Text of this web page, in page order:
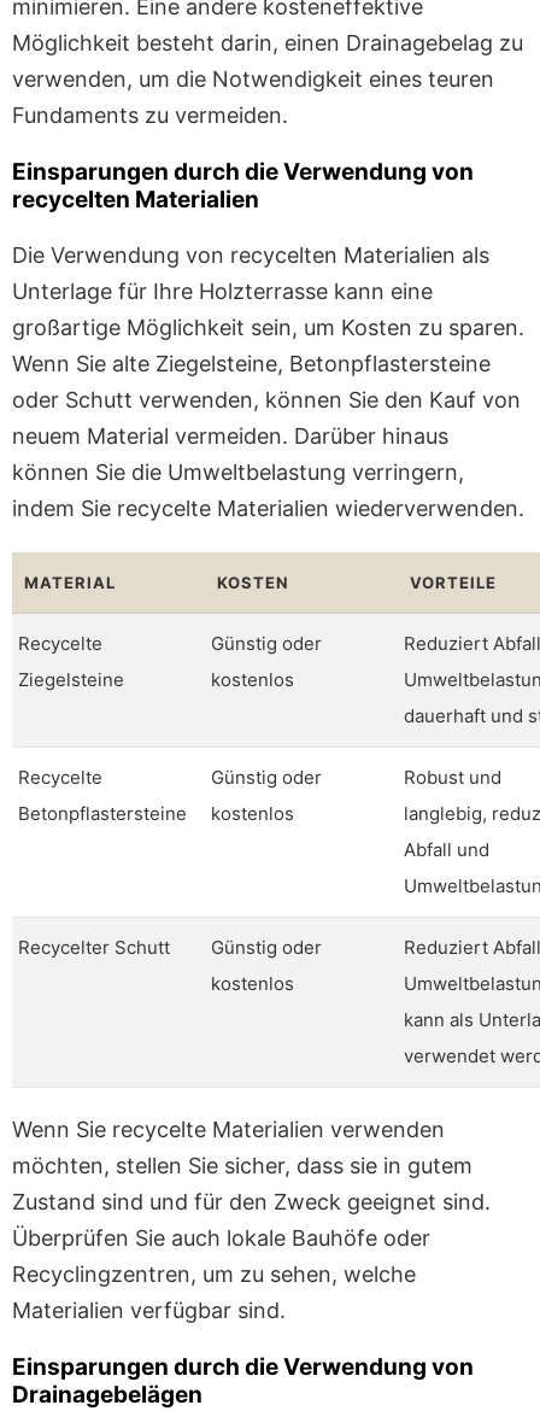
minimieren. Eine andere kosteneffektive
Möglichkeit besteht darin, einen Drainagebelag zu
verwenden, um die Notwendigkeit eines teuren
Fundaments zu vermeiden.
Einsparungen durch die Verwendung von
recycelten Materialien
Die Verwendung von recycelten Materialien als
Unterlage für Ihre Holzterrasse kann eine
großartige Möglichkeit sein, um Kosten zu sparen.
Wenn Sie alte Ziegelsteine, Betonpflastersteine
oder Schutt verwenden, können Sie den Kauf von
neuem Material vermeiden. Darüber hinaus
können Sie die Umweltbelastung verringern,
indem Sie recycelte Materialien wiederverwenden.
MATERIAL KOSTEN VORTEILE
Recycelte
Ziegelsteine
Günstig oder
kostenlos
Reduziert
dauerhaft und
Recycelte
Betonpflastersteine
Günstig oder
kostenlos
Robust und
langlebig,
Abfall und
Recycelter Schutt
Günstig oder
kostenlos
Reduziert
kann als
verwendet
Wenn Sie recycelte Materialien verwenden
möchten, stellen Sie sicher, dass sie in gutem
Zustand sind und für den Zweck geeignet sind.
Überprüfen Sie auch lokale Bauhöfe oder
Recyclingzentren, um zu sehen, welche
Materialien verfügbar sind.
Einsparungen durch die Verwendung von
Drainagebelägen